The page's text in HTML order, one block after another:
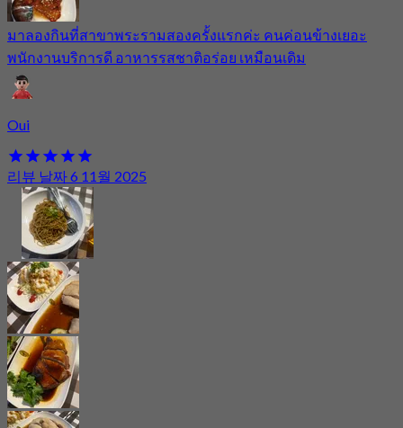
มาลองกินที่สาขาพระรามสองครั้งแรกค่ะ คนค่อนข้างเยอะ
พนักงานบริการดี อาหารรสชาติอร่อย เหมือนเดิม
Oui
리뷰 날짜 6 11월 2025